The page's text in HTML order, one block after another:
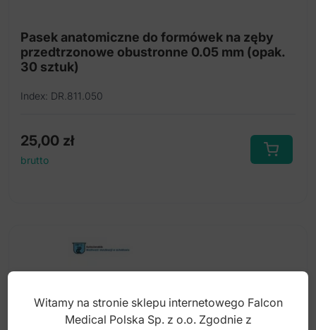
Pasek anatomiczne do formówek na zęby
przedtrzonowe obustronne 0.05 mm (opak.
30 sztuk)
Index: DR.811.050
25,00 zł
brutto
Witamy na stronie sklepu internetowego Falcon
Medical Polska Sp. z o.o. Zgodnie z